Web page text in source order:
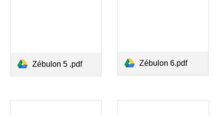
Zébulon 5 .pdf Zébulon 6.pdf